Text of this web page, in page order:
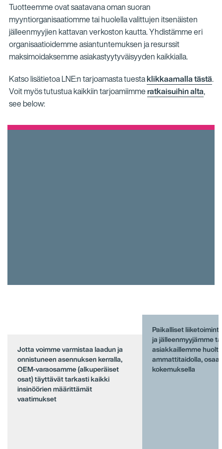
Tuotteemme ovat saatavana oman suoran
myyntiorganisaatiomme tai huolella valittujen itsenäisten
jälleenmyyjien kattavan verkoston kautta. Yhdistämme eri
organisaatioidemme asiantuntemuksen ja resurssit
maksimoidaksemme asiakastyytyväisyyden kaikkialla.
Katso lisätietoa LNE:n tarjoamasta tuestaklikkaamalla tästä.
Voit myös tutustua kaikkiin tarjoamiimmeratkaisuihin alta,
see below:
Jotta voimme varmistaa laadun ja
onnistuneen asennuksen kerralla,
OEM-varaosamme (alkuperäiset
osat) täyttävät tarkasti kaikki
insinöörien määrittämät
vaatimukset
Paikalliset
ja jälleenmyyjämme
asiakkaillemme
ammattitaidolla,
kokemuksella